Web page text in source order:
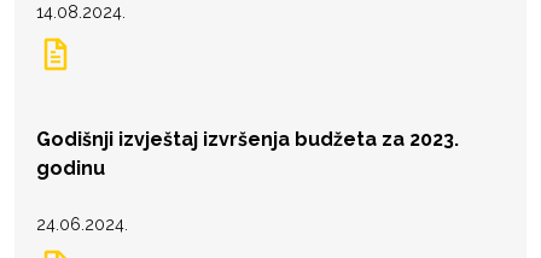
14.08.2024.
Godišnji izvještaj izvršenja budžeta za 2023.
godinu
24.06.2024.